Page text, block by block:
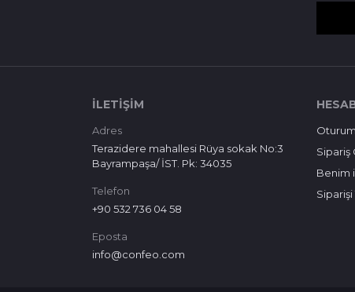
İLETIŞIM
Adres
Terazidere mahallesi Rüya sokak No:3
Bayrampaşa/ İST. Pk: 34035
Telefon
+90 532 736 04 58
Eposta
info@confeo.com
Sipariş
Benim